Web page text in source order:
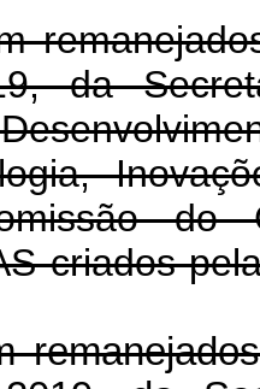
da
do
criados